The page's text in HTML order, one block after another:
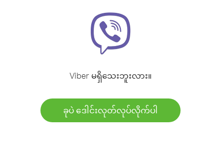
Viber မရှိသေးဘူးလား။
ခုပဲ ဒေါင်းလုတ်လုပ်လိုက်ပါ